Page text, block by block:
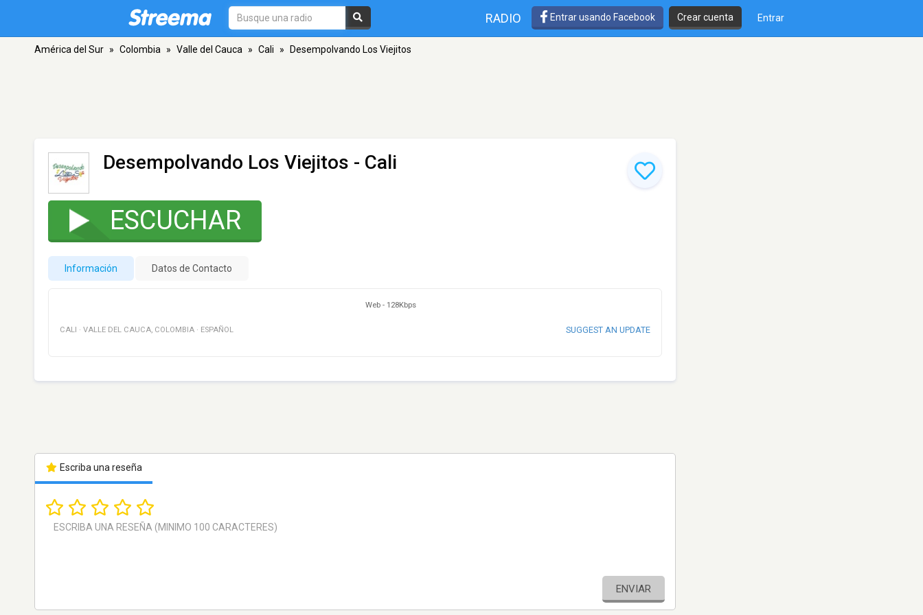
RADIO Entrar usando Facebook Crear cuenta Entrar
América del Sur » Colombia » Valle del Cauca » Cali » Desempolvando Los Viejitos
Desempolvando Los Viejitos - Cali
ESCUCHAR
Información Datos de Contacto
Web - 128Kbps
CALI · VALLE DEL CAUCA, COLOMBIA · ESPAÑOL SUGGEST AN UPDATE
Escriba una reseña
ENVIAR